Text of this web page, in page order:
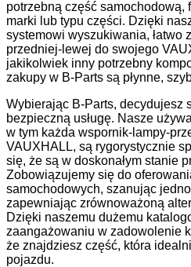
potrzebną część samochodową,
marki lub typu części. Dzięki
systemowi wyszukiwania, łatwo
przedniej-lewej do swojego
jakikolwiek inny potrzebny
zakupy w B-Parts są płynne,
Wybierając B-Parts, decydujesz
bezpieczną usługę. Nasze
w tym każda wspornik-lampy-
VAUXHALL, są rygorystycznie
się, że są w doskonałym stanie
Zobowiązujemy się do
samochodowych, szanując
zapewniając zrównoważoną
Dzięki naszemu dużemu
zaangażowaniu w zadowolenie
że znajdziesz część, która
pojazdu.